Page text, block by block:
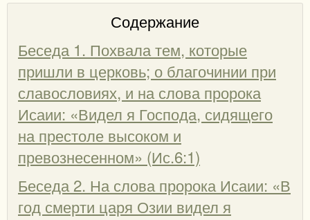
Содержание
Беседа 1. Похвала тем, которые
пришли в церковь; о благочинии при
славословиях, и на слова пророка
Исаии: «Видел я Господа, сидящего
на престоле высоком и
превознесенном» (Ис.6:1)
Беседа 2. На слова пророка Исаии: «В
год смерти царя Озии видел я